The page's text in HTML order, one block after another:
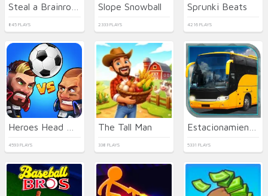
845 PLAYS
Slope Snowball
2333 PLAYS
Sprunki Beats
4216 PLAYS
4593 PLAYS
The Tall Man
338 PLAYS 5331 PLAYS